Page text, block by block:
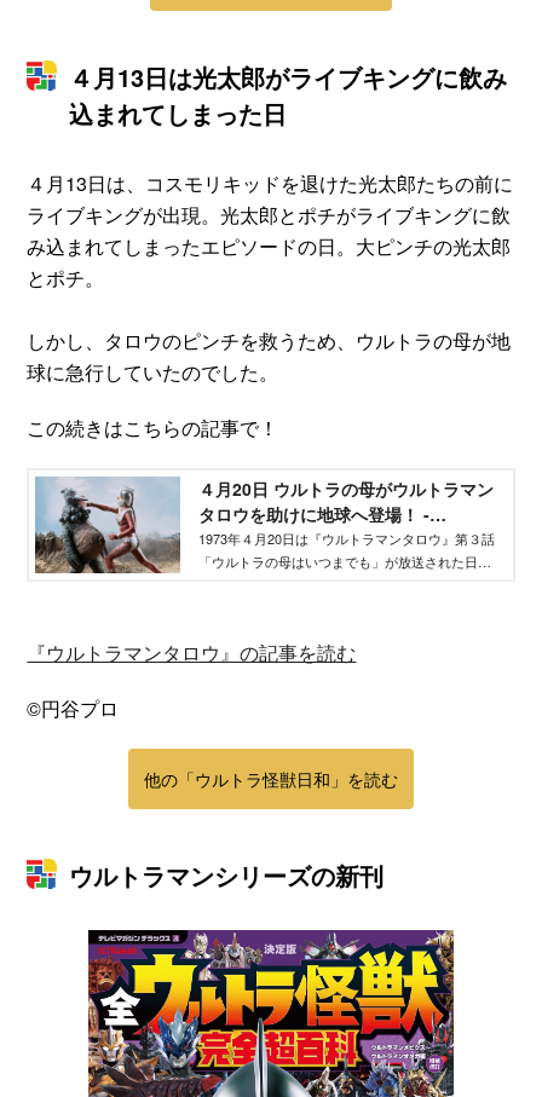
４月13日は光太郎がライブキングに飲み
込まれてしまった日
４月13日は、コスモリキッドを退けた光太郎たちの前に
ライブキングが出現。光太郎とポチがライブキングに飲
み込まれてしまったエピソードの日。大ピンチの光太郎
とポチ。
しかし、タロウのピンチを救うため、ウルトラの母が地
球に急行していたのでした。
この続きはこちらの記事で！
４月20日 ウルトラの母がウルトラマン
タロウを助けに地球へ登場！ -
TELEMAGA.net
1973年４月20日は『ウルトラマンタロウ』第３話
「ウルトラの母はいつまでも」が放送された日で
地球に登場する
『ウルトラマンタロウ』の記事を読む
©円谷プロ
他の「ウルトラ怪獣日和」を読む
ウルトラマンシリーズの新刊